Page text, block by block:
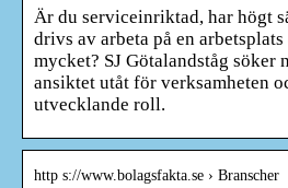
Är du serviceinriktad, har högt
drivs av arbeta på en
mycket? SJ Götalandståg söker
ansiktet utåt för verksamheten
utvecklande roll.
http s://www.bolagsfakta.se › Branscher